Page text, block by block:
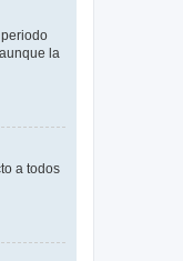
la
a todos